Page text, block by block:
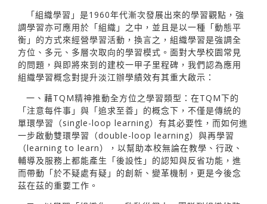
「組織學習」是1960年代漸次發展出來的學習觀點，強
調學習亦可應用於「組織」之中，並且是以一種「動態平
衡」的方式來經營學習活動，換言之，組織學習是強調全
方位、多元、多層次取向的學習模式。面對大學校園常見
的問題，與即將來到的建校一甲子里程碑，我們認為應用
組織學習概念對提升淡江辦學績效有其重大啟示：
一、藉TQM精神推動全方位之學習類型：在TQM下的
「注意每件事」與「追求至善」的概念下，不僅是傳統的
單環學習（single-loop learning）有其必要性，而如何進
一步啟動雙環學習（double-loop learning）與再學習
（learning to learn），以幫助本校無論在教學、行政、
輔導及服務上都能產生「後設性」的認知與反省功能，進
而帶動「於不疑處有疑」的創新、變革機制，更是今後念
茲在茲的重要工作。